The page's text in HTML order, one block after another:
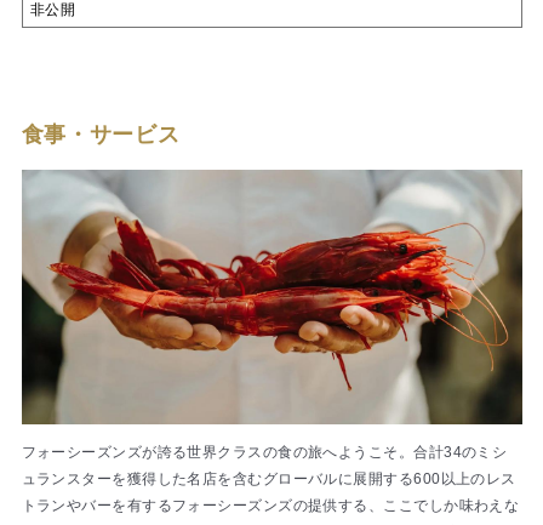
非公開
食事・サービス
フォーシーズンズが誇る世界クラスの食の旅へようこそ。合計34のミシ
ュランスターを獲得した名店を含むグローバルに展開する600以上のレス
トランやバーを有するフォーシーズンズの提供する、ここでしか味わえな